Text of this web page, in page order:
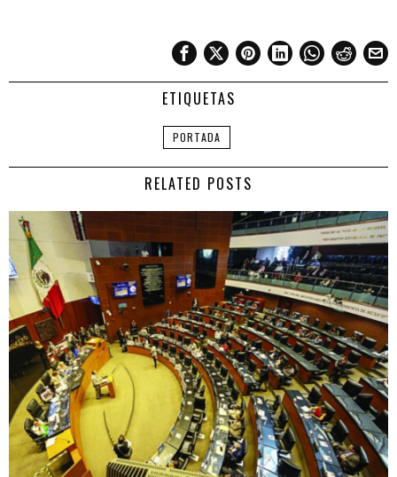
ETIQUETAS
PORTADA
RELATED POSTS